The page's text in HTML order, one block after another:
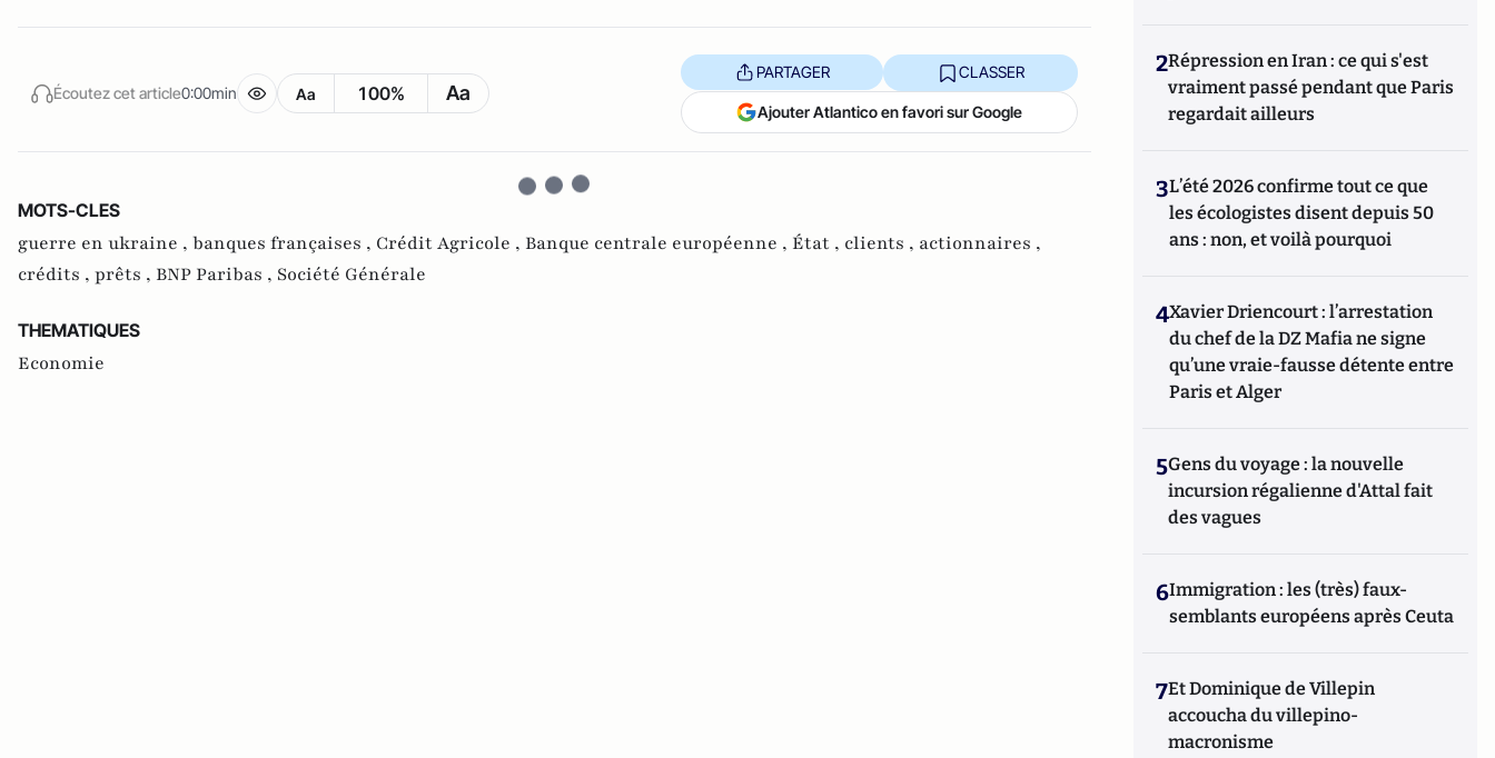
Écoutez cet article0:00min Aa 100% Aa
PARTAGER CLASSER
Ajouter Atlantico en favori sur Google
MOTS-CLES
guerre en ukraine , banques françaises , Crédit Agricole , Banque centrale européenne , État , clients , actionnaires ,
crédits , prêts , BNP Paribas , Société Générale
THEMATIQUES
Economie
2Répression en Iran : ce qui s'est
vraiment passé pendant que Paris
regardait ailleurs
3L’été 2026 confirme tout ce que
les écologistes disent depuis 50
ans : non, et voilà pourquoi
4Xavier Driencourt : l’arrestation
du chef de la DZ Mafia ne signe
qu’une vraie-fausse détente entre
Paris et Alger
5Gens du voyage : la nouvelle
incursion régalienne d'Attal fait
des vagues
6Immigration : les (très) faux-
semblants européens après Ceuta
7Et Dominique de Villepin
accoucha du villepino-
macronisme